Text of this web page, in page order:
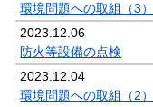
環境問題への取組（3）
2023.12.06
防火等設備の点検
2023.12.04
環境問題への取組（2）